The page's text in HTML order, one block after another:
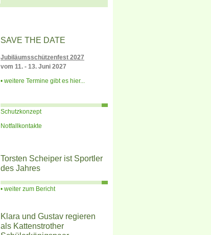
SAVE THE DATE
Jubiläumsschützenfest 2027
vom 11. - 13. Juni 2027
weitere Termine gibt es hier...
Schutzkonzept
Notfallkontakte
Torsten Scheiper ist Sportler
des Jahres
weiter zum Bericht
Klara und Gustav regieren
als Kattenstrother